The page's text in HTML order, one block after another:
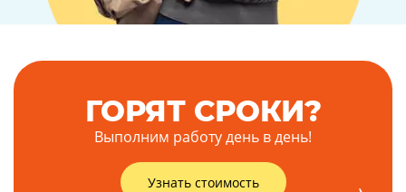
ГОРЯТ СРОКИ?
Выполним работу день в день!
Узнать стоимость